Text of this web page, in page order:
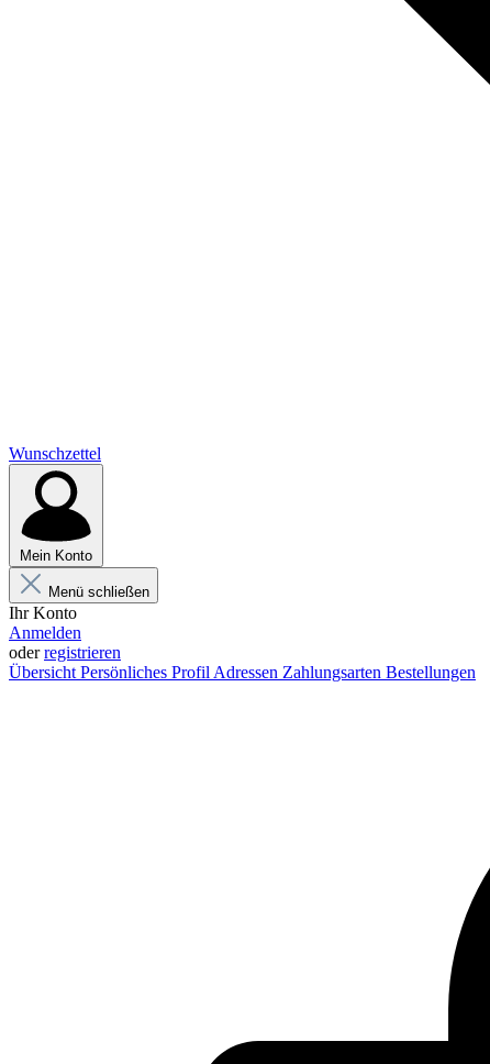
Wunschzettel
Mein Konto
Menü schließen
Ihr Konto
Anmelden
oderregistrieren
Übersicht Persönliches Profil Adressen Zahlungsarten Bestellungen